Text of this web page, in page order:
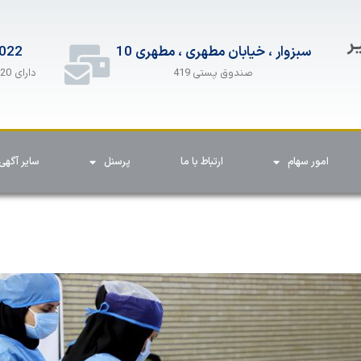
سبزوار ، خیابان مطهری ، مطهری 10
صندوق پستی 419 دارای 20 خط همزمان
امور سهام ارتباط با ما پرسنل سایر